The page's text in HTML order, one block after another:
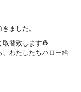
ました。
替致します👷
、わたしたちハロー給